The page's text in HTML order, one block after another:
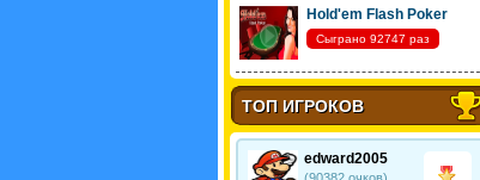
Hold'em Flash Poker
Сыграно 92747 раз
ТОП ИГРОКОВ
edward2005